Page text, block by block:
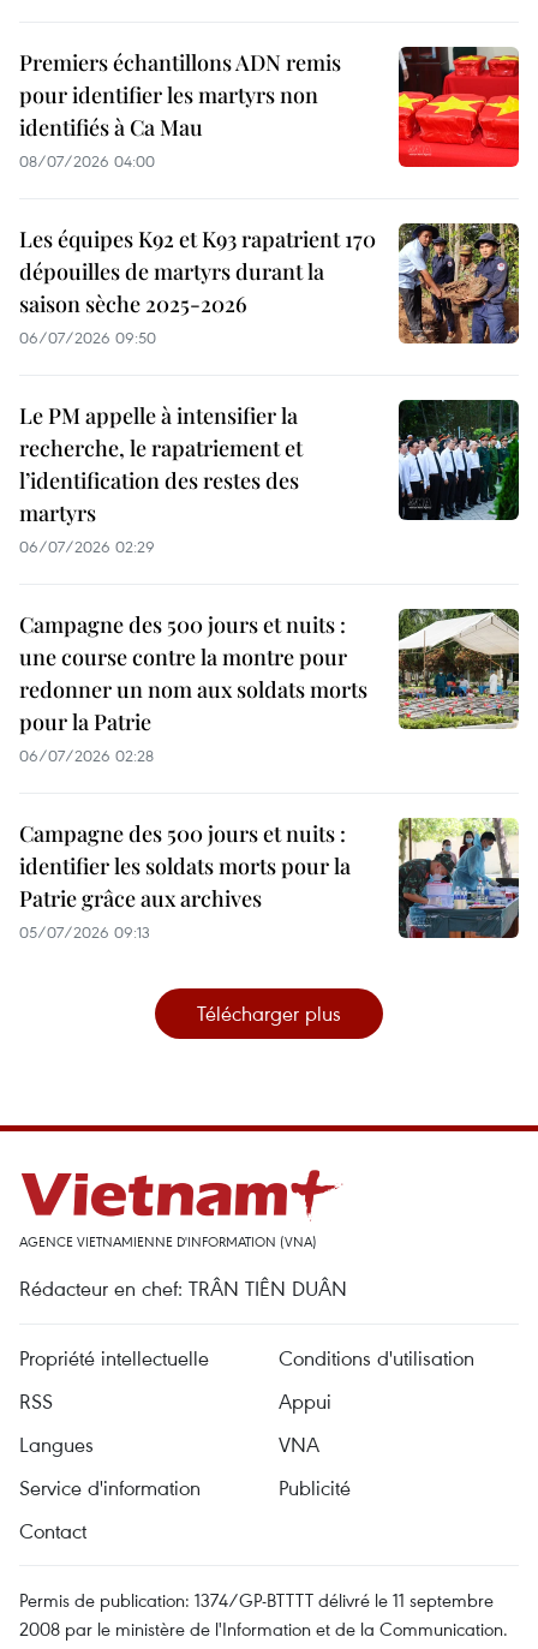
Premiers échantillons ADN remis
pour identifier les martyrs non
identifiés à Ca Mau
08/07/2026 04:00
Les équipes K92 et K93 rapatrient 170
dépouilles de martyrs durant la
saison sèche 2025-2026
06/07/2026 09:50
Le PM appelle à intensifier la
recherche, le rapatriement et
l’identification des restes des
martyrs
06/07/2026 02:29
Campagne des 500 jours et nuits :
une course contre la montre pour
redonner un nom aux soldats morts
pour la Patrie
06/07/2026 02:28
Campagne des 500 jours et nuits :
identifier les soldats morts pour la
Patrie grâce aux archives
05/07/2026 09:13
Télécharger plus
AGENCE VIETNAMIENNE D'INFORMATION (VNA)
Rédacteur en chef: TRÂN TIÊN DUÂN
Propriété intellectuelle
Conditions d'utilisation
RSS
Appui
Langues
VNA
Service d'information
Publicité
Contact
Permis de publication: 1374/GP-BTTTT délivré le 11 septembre
2008 par le ministère de l'Information et de la Communication.